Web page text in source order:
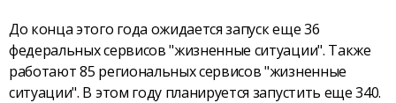
До конца этого года ожидается запуск еще 36
федеральных сервисов "жизненные ситуации". Также
работают 85 региональных сервисов "жизненные
ситуации". В этом году планируется запустить еще 340.